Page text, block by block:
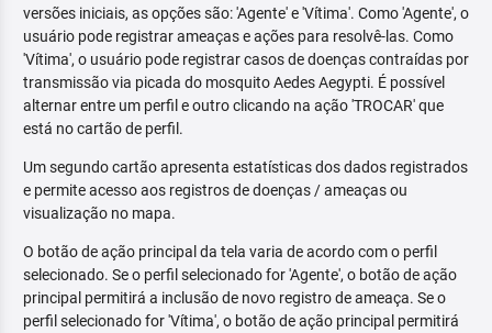
versões iniciais, as opções são: 'Agente' e 'Vítima'. Como 'Agente', o
usuário pode registrar ameaças e ações para resolvê-las. Como
'Vítima', o usuário pode registrar casos de doenças contraídas por
transmissão via picada do mosquito Aedes Aegypti. É possível
alternar entre um perfil e outro clicando na ação 'TROCAR' que
está no cartão de perfil.
Um segundo cartão apresenta estatísticas dos dados registrados
e permite acesso aos registros de doenças / ameaças ou
visualização no mapa.
O botão de ação principal da tela varia de acordo com o perfil
selecionado. Se o perfil selecionado for 'Agente', o botão de ação
principal permitirá a inclusão de novo registro de ameaça. Se o
perfil selecionado for 'Vítima', o botão de ação principal permitirá